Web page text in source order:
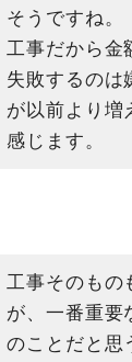
そうですね。
工事だから金
失敗するのは
が以前より増
感じます。
工事そのもの
が、一番重要
のことだと思